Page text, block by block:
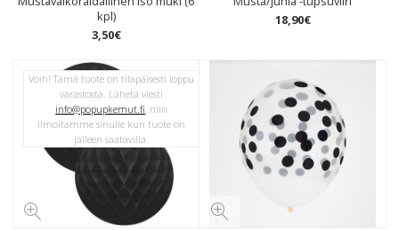
kpl)
3,50€
18,90€
Voih! Tämä tuote on tilapäisesti loppu
varastosta. Lähetä viesti
info@popupkemut.fi, niin
ilmoitamme sinulle kun tuote on
jälleen saatavilla.